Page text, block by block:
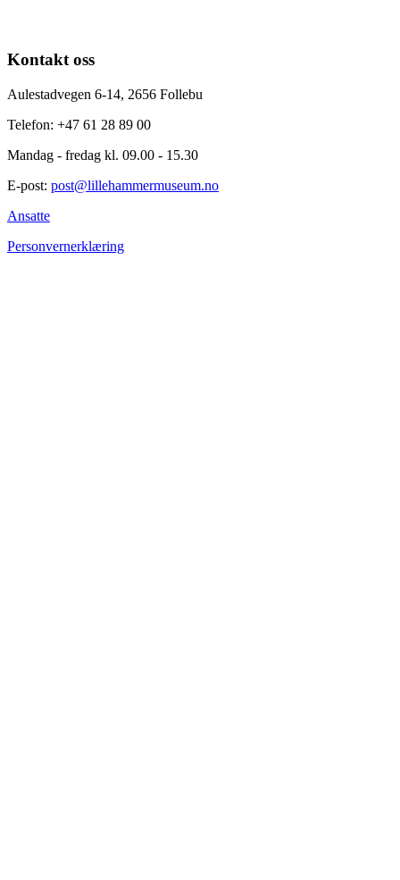
Kontakt oss
Aulestadvegen 6-14, 2656 Follebu
Telefon: +47 61 28 89 00
Mandag - fredag kl. 09.00 - 15.30
E-post: post@lillehammermuseum.no
Ansatte
Personvernerklæring